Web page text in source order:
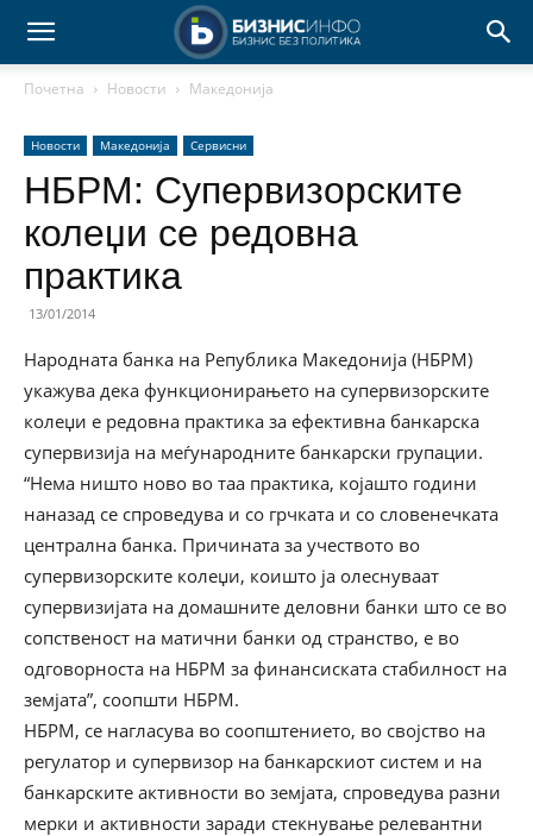
Почетна Новости Македонија
Новости Македонија Сервисни
НБРМ: Супервизорските
колеџи се редовна
практика
13/01/2014
Народната банка на Република Македонија (НБРМ)
укажува дека функционирањето на супервизорските
колеџи е редовна практика за ефективна банкарска
супервизија на меѓународните банкарски групации.
“Нема ништо ново во таа практика, којашто години
наназад се спроведува и со грчката и со словенечката
централна банка. Причината за учеството во
супервизорските колеџи, коишто ја олеснуваат
супервизијата на домашните деловни банки што се во
сопственост на матични банки од странство, е во
одговорноста на НБРМ за финансиската стабилност на
земјата”, соопшти НБРМ.
НБРМ, се нагласува во соопштението, во својство на
регулатор и супервизор на банкарскиот систем и на
банкарските активности во земјата, спроведува разни
мерки и активности заради стекнување релевантни